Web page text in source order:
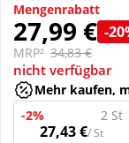
Sanitätshaus
Sport & Fitness
Tierbedarf
Mengenrabatt
27,99 € -
MRP² 34,83 €
nicht verfügbar
Mehr kaufen,
-2%
2 St
27,43 €/ St